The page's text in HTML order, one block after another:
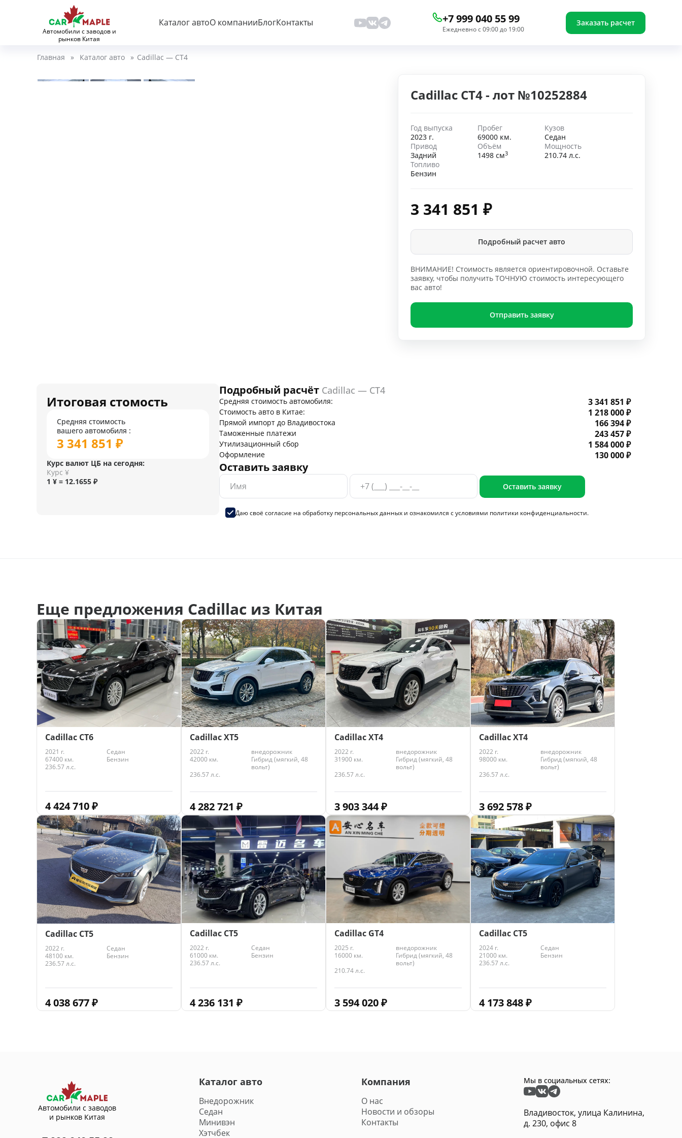
Автомобили с заводов и
рынков Китая
Каталог автоО компанииБлогКонтакты +7 999 040 55 99
Ежедневно с 09:00 до 19:00
Заказать расчет
Главная » Каталог авто » Cadillac — CT4
Cadillac CT4 - лот №10252884
Год выпуска
2023 г.
Пробег
69000 км.
Кузов
Седан
Привод
Задний
Объём
1498 см3
Мощность
210.74 л.с.
Топливо
Бензин
3 341 851 ₽
Подробный расчет авто
ВНИМАНИЕ! Стоимость является ориентировочной. Оставьте
заявку, чтобы получить ТОЧНУЮ стоимость интересующего
вас авто!
Отправить заявку
Итоговая стомость
Средняя стоимость
вашего автомобиля :
3 341 851 ₽
Курс валют ЦБ на сегодня:
Курс ¥
1 ¥ = 12.1655 ₽
Подробный расчёт Cadillac — CT4
Средняя стоимость автомобиля: 3 341 851 ₽
Стоимость авто в Китае: 1 218 000 ₽
Прямой импорт до Владивостока 166 394 ₽
Таможенные платежи 243 457 ₽
Утилизационный сбор 1 584 000 ₽
Оформление 130 000 ₽
Оставить заявку
Оставить заявку
Даю своё согласие на обработку персональных данных и ознакомился с условиями политики конфиденциальности.
Еще предложения Cadillac из Китая
Cadillac CT6
2021 г.
Седан
67400 км.
Бензин
236.57 л.с.
4 424 710₽
Cadillac XT5
2022 г.
внедорожник
42000 км.
Гибрид (мягкий, 48
вольт)
236.57 л.с.
4 282 721 ₽
Cadillac XT4
2022 г.
внедорожник
31900 км.
Гибрид (мягкий, 48
вольт)
236.57 л.с.
3 903 344₽
Cadillac XT4
2022 г.
внедорожник
98000 км.
Гибрид (мягкий, 48
вольт)
236.57 л.с.
3 692 578₽
Cadillac CT5
2022 г.
Седан
48100 км.
Бензин
236.57 л.с.
4 038 677₽
Cadillac CT5
2022 г.
Седан
61000 км.
Бензин
236.57 л.с.
4 236 131 ₽
Cadillac GT4
2025 г.
внедорожник
16000 км.
Гибрид (мягкий, 48
вольт)
210.74 л.с.
3 594 020₽
Cadillac CT5
2024 г.
Седан
21000 км.
Бензин
236.57 л.с.
4 173 848₽
Автомобили с заводов
и рынков Китая
Каталог авто
Внедорожник
Седан
Минивэн
Хэтчбек
Компания
О нас
Новости и обзоры
Контакты
Мы в социальных сетях:
Владивосток, улица Калинина,
д. 230, офис 8